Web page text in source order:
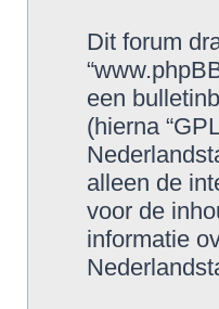
Dit forum
een
(hierna
alleen de
voor de
informatie